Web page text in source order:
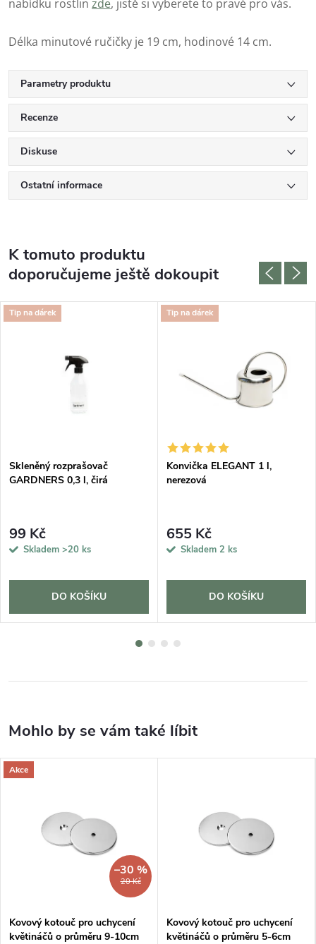
nabídku rostlin zde, jistě si vyberete to pravé pro vás.
Délka minutové ručičky je 19 cm, hodinové 14 cm.
Parametry produktu
Recenze
Diskuse
Ostatní informace
K tomuto produktu
doporučujeme ještě dokoupit
Tip na dárek
Skleněný rozprašovač
GARDNERS 0,3 l, čirá
99 Kč
Skladem >20 ks
DO KOŠÍKU
Tip na dárek
Konvička ELEGANT 1 l,
nerezová
655 Kč
Skladem 2 ks
DO KOŠÍKU
Akce
20 Kč
–30 %
Kovový kotouč pro uchycení
květináčů o průměru 9-10cm
Kovový kotouč pro uchycení
květináčů o průměru 5-6cm